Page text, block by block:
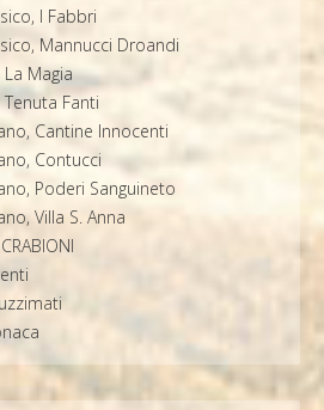
I Fabbri
Mannucci Droandi
La Magia
Tenuta Fanti
Cantine Innocenti
Contucci
Poderi Sanguineto
Villa S. Anna